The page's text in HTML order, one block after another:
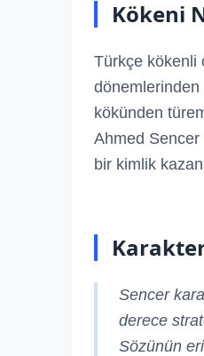
Kökeni
Türkçe kökenli
dönemlerinden
kökünden
Ahmed Sencer
bir kimlik
Sencer
derece
Sözünün